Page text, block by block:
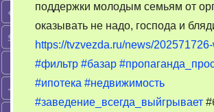
поддержки молодым семьям от
оказывать не надо, господа и
https://tvzvezda.ru/news/202571726-
#фильтр #базар
#ипотека #недвижимость
#заведение_всегда_выйгрывает